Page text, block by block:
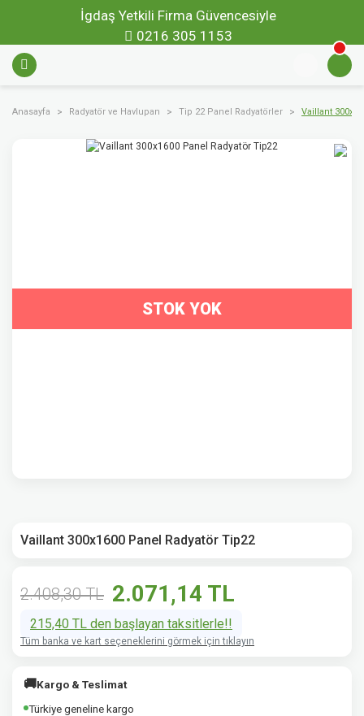
İgdaş Yetkili Firma Güvencesiyle
0216 305 1153
Anasayfa Radyatör ve Havlupan Tip 22 Panel Radyatörler Vaillant
STOK YOK
Vaillant 300x1600 Panel Radyatör Tip22
2.408,30 TL 2.071,14 TL
215,40 TL den başlayan taksitlerle!!
Tüm banka ve kart seçeneklerini görmek için tıklayın
🚚Kargo & Teslimat
Türkiye geneline kargo